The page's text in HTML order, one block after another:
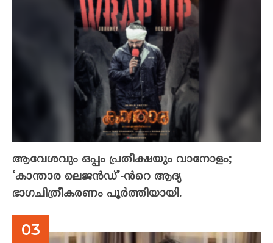
ആവേശവും ഒപ്പം പ്രതീക്ഷയും വാനോളം;
‘കാന്താര ലെജൻഡ്’-ൻറെ ആദ്യ
ഭാഗചിത്രീകരണം പൂർത്തിയായി.